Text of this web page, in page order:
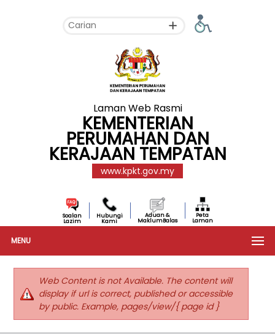
Laman Web Rasmi
KEMENTERIAN
PERUMAHAN DAN
KERAJAAN TEMPATAN
www.kpkt.gov.my
Soalan
Lazim
Hubungi
Kami
Aduan &
MaklumBalas
Peta
Laman
MENU
Web Content is not Available. The content will
display if url is correct, published or accessible
by public. Example, pages/view/{ page id }